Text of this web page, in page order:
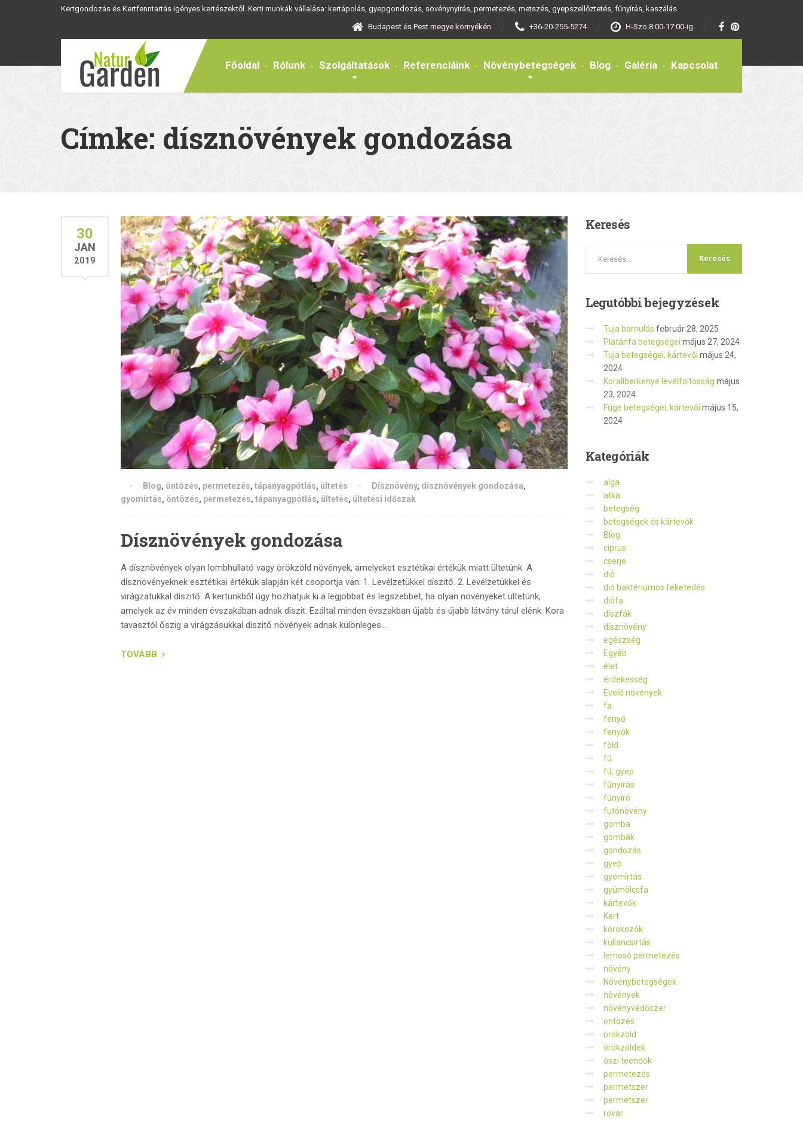
Kertgondozás és Kertfenntartás igényes kertészektől. Kerti munkák vállalása: kertápolás, gyepgondozás, sövénynyírás, permetezés, metszés, gyepszellőztetés, fűnyírás, kaszálás.
Budapest és Pest megye környékén
+36-20-255-5274 H-Szo 8:00-17:00-ig
Főoldal Rólunk Szolgáltatások Referenciáink Növénybetegségek Blog Galéria Kapcsolat
Címke: dísznövények gondozása
30
JAN
2019
Blog, öntözés, permetezés, tápanyagpótlás, ültetés Dísznövény, dísznövények gondozása,
gyomírtás, öntözés, permetezés, tápanyagpótlás, ültetés, ültetési időszak
Dísznövények gondozása
A dísznövények olyan lombhullató vagy örökzöld növények, amelyeket esztétikai értékük miatt ültetünk. A
dísznövényeknek esztétikai értékük alapján két csoportja van: 1. Levélzetükkel díszitő. 2. Levélzetükkel és
virágzatukkal díszitő. A kertünkből úgy hozhatjuk ki a legjobbat és legszebbet, ha olyan növényeket ültetünk,
amelyek az év minden évszakában adnak díszit. Ezáltal minden évszakban újabb és újabb látvány tárul elénk. Kora
tavasztól őszig a virágzásukkal díszitő növények adnak különleges...
TOVÁBB
Keresés
Legutóbbibejegyzések
Tuja barnulás február 28, 2025
Platánfa betegségei május 27, 2024
Tuja betegségei, kártevői május 24,
2024
Korallberkenye levélfoltosság május
23, 2024
Füge betegségei, kártevői május 15,
2024
Kategóriák
alga
atka
betegség
betegségek és kártevők
Blog
ciprus
cserje
dió
dió baktériumos feketedés
diófa
díszfák
dísznövény
egészség
Egyéb
élet
érdekesség
Évelő növények
fa
fenyő
fenyők
föld
fű
fű, gyep
fűnyírás
fűnyíró
futónövény
gomba
gombák
gondozás
gyep
gyomírtás
gyümölcsfa
kártevők
Kert
kórokozók
kullancsirtás
lemosó permetezés
növény
Növénybetegségek
növények
növényvédőszer
öntözés
örökzöld
örökzöldek
őszi teendők
permetezés
permetszer
permetszer
rovar